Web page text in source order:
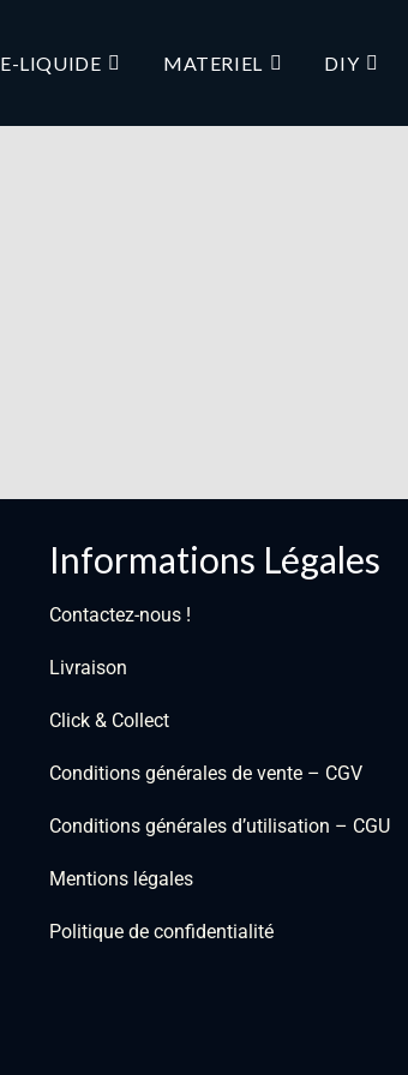
E-LIQUIDE MATERIEL DIY
Informations Légales
Contactez-nous !
Livraison
Click & Collect
Conditions générales de vente – CGV
Conditions générales d’utilisation – CGU
Mentions légales
Politique de confidentialité